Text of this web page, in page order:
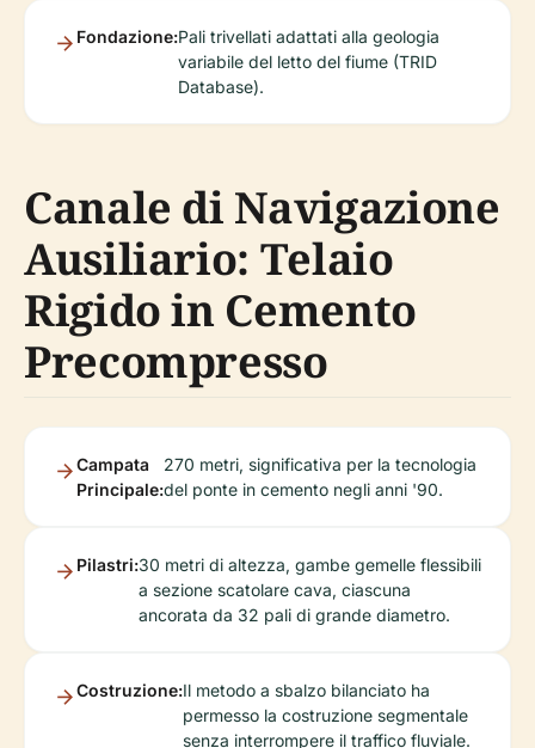
Fondazione:Pali trivellati adattati alla geologia
variabile del letto del fiume (TRID
Database).
Canale di Navigazione
Ausiliario: Telaio
Rigido in Cemento
Precompresso
Campata
Principale:
270 metri, significativa per la tecnologia
del ponte in cemento negli anni '90.
Pilastri:30 metri di altezza, gambe gemelle flessibili
a sezione scatolare cava, ciascuna
ancorata da 32 pali di grande diametro.
Costruzione:Il metodo a sbalzo bilanciato ha
permesso la costruzione segmentale
senza interrompere il traffico fluviale.